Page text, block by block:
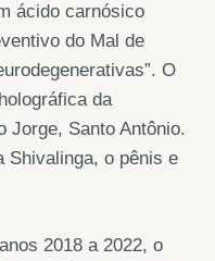
ácido carnósico
do Mal de
O
da
Jorge, Santo Antônio.
Shivalinga, o pênis e
2018 a 2022, o